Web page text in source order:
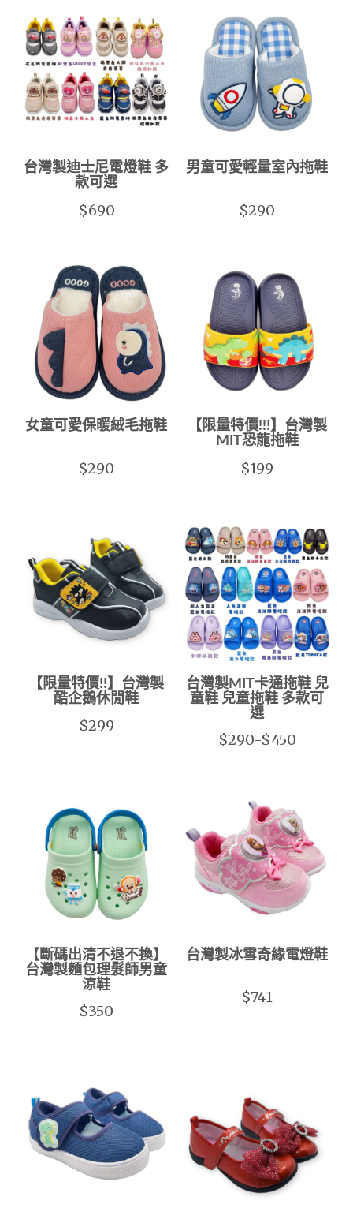
台灣製迪士尼電燈鞋 多
款可選
$690
男童可愛輕量室內拖鞋
$290
女童可愛保暖絨毛拖鞋
$290
【限量特價!!!】台灣製
MIT恐龍拖鞋
$199
【限量特價!!】台灣製
酷企鵝休閒鞋
$299
台灣製MIT卡通拖鞋 兒
童鞋 兒童拖鞋 多款可
選
$290-$450
【斷碼出清不退不換】
台灣製麵包理髮師男童
涼鞋
$350
台灣製冰雪奇緣電燈鞋
$741